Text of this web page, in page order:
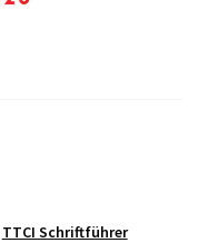
TTCI Schriftführer